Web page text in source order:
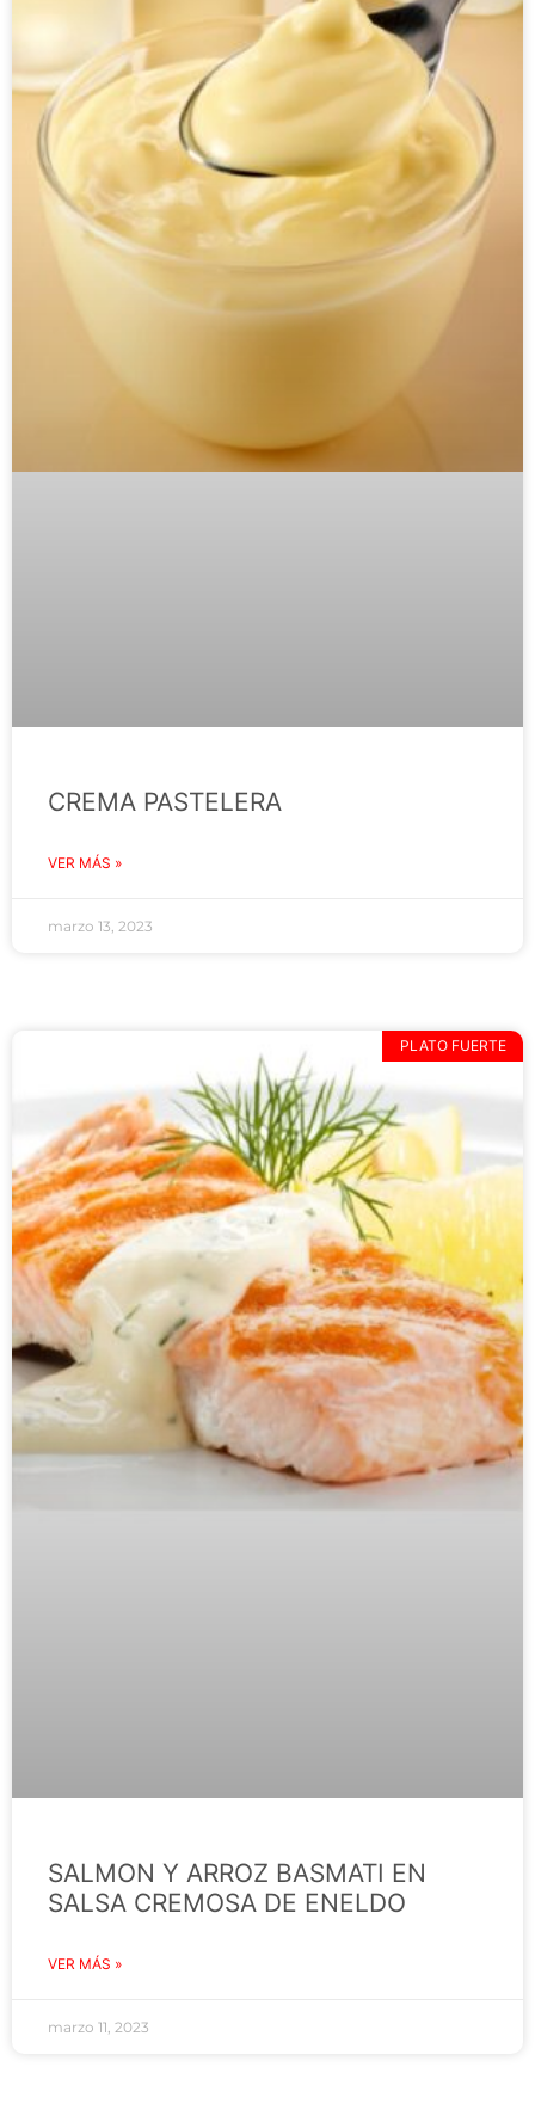
CREMA PASTELERA
VER MÁS »
marzo 13, 2023
PLATO FUERTE
SALMON Y ARROZ BASMATI EN
SALSA CREMOSA DE ENELDO
VER MÁS »
marzo 11, 2023